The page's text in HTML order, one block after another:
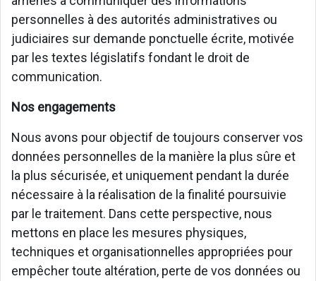
personnelles à des autorités administratives ou
judiciaires sur demande ponctuelle écrite, motivée
par les textes législatifs fondant le droit de
communication.
Nos engagements
Nous avons pour objectif de toujours conserver vos
données personnelles de la manière la plus sûre et
la plus sécurisée, et uniquement pendant la durée
nécessaire à la réalisation de la finalité poursuivie
par le traitement. Dans cette perspective, nous
mettons en place les mesures physiques,
techniques et organisationnelles appropriées pour
empêcher toute altération, perte de vos données ou